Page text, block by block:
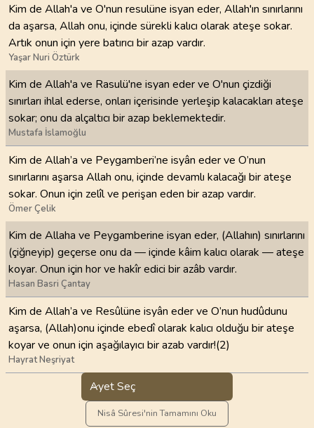
Kim de Allah'a ve O'nun resulüne isyan eder, Allah'ın sınırlarını
da aşarsa, Allah onu, içinde sürekli kalıcı olarak ateşe sokar.
Artık onun için yere batırıcı bir azap vardır.
Yaşar Nuri Öztürk
Kim de Allah'a ve Rasulü'ne isyan eder ve O'nun çizdiği
sınırları ihlal ederse, onları içerisinde yerleşip kalacakları ateşe
sokar; onu da alçaltıcı bir azap beklemektedir.
Mustafa İslamoğlu
Kim de Allah’a ve Peygamberi’ne isyân eder ve O’nun
sınırlarını aşarsa Allah onu, içinde devamlı kalacağı bir ateşe
sokar. Onun için zelîl ve perişan eden bir azap vardır.
Ömer Çelik
Kim de Allaha ve Peygamberine isyan eder, (Allahın) sınırlarını
(çiğneyip) geçerse onu da — içinde kâim kalıcı olarak — ateşe
koyar. Onun için hor ve hakîr edici bir azâb vardır.
Hasan Basri Çantay
Kim de Allah’a ve Resûlüne isyân eder ve O’nun hudûdunu
aşarsa, (Allah)onu içinde ebedî olarak kalıcı olduğu bir ateşe
koyar ve onun için aşağılayıcı bir azab vardır!(2)
Hayrat Neşriyat
Ayet Seç
Nisâ Sûresi'nin Tamamını Oku